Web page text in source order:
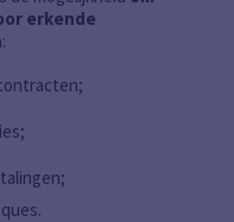
erkende
: